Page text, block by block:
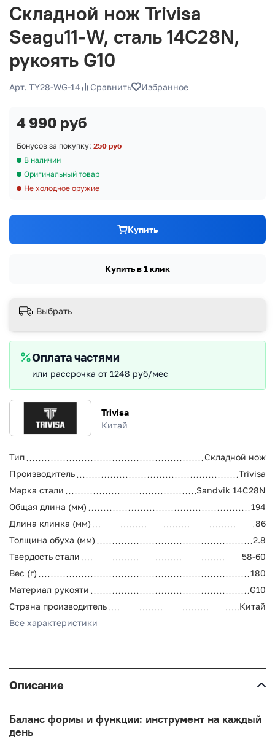
Складной нож Trivisa
Seagu11-W, сталь 14C28N,
рукоять G10
Арт. TY28-WG-14 Сравнить Избранное
Trivisa
Китай
Тип
Складной нож
Производитель
Trivisa
Марка стали
Sandvik 14C28N
Общая длина (мм)
194
Длина клинка (мм)
86
Толщина обуха (мм)
2.8
Твердость стали
58-60
Вес (г)
180
Материал рукояти
G10
Страна производитель
Китай
Все характеристики
4 990 руб
Бонусов за покупку: 250 руб
В наличии
Оригинальный товар
Не холодное оружие
Купить
Купить в 1 клик
Выбрать
Оплата частями
или рассрочка от 1248 руб/мес
Описание
Баланс формы и функции: инструмент на каждый
день